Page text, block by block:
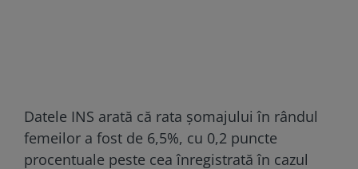
Datele INS arată că rata șomajului în rândul
femeilor a fost de 6,5%, cu 0,2 puncte
procentuale peste cea înregistrată în cazul